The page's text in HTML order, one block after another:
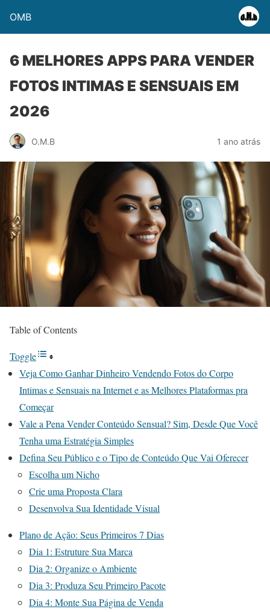
OMB
6 MELHORES APPS PARA VENDER
FOTOS INTIMAS E SENSUAIS EM
2026
O.M.B 1 ano atrás
Table of Contents
Toggle
Veja Como Ganhar Dinheiro Vendendo Fotos do Corpo
Intimas e Sensuais na Internet e as Melhores Plataformas pra
Começar
Vale a Pena Vender Conteúdo Sensual? Sim, Desde Que Você
Tenha uma Estratégia Simples
Defina Seu Público e o Tipo de Conteúdo Que Vai Oferecer
Escolha um Nicho
Crie uma Proposta Clara
Desenvolva Sua Identidade Visual
Plano de Ação: Seus Primeiros 7 Dias
Dia 1: Estruture Sua Marca
Dia 2: Organize o Ambiente
Dia 3: Produza Seu Primeiro Pacote
Dia 4: Monte Sua Página de Venda